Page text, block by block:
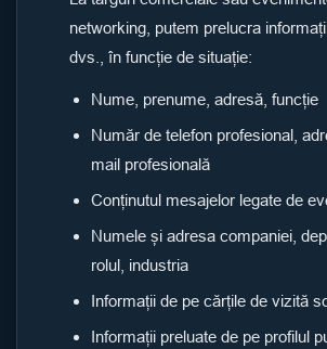
networking, putem prelucra
dvs., în funcție de situație:
Nume, prenume, adresă, funcție
Număr de telefon profesional,
mail profesională
Conținutul mesajelor legate de
Numele și adresa companiei,
rolul, industria
Informații de pe cărțile de vizită
Informații preluate de pe profilul